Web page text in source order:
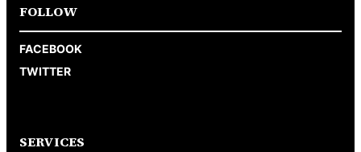
FOLLOW
FACEBOOK
TWITTER
SERVICES